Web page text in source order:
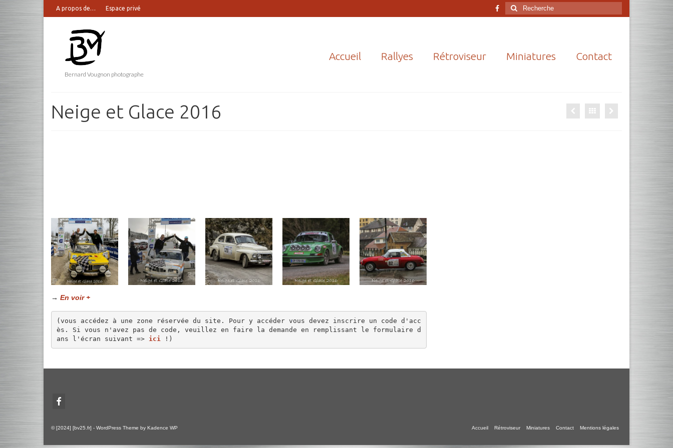
A propos de… Espace privé
Rechercher
:
Bernard Vougnon photographe
Accueil Rallyes Rétroviseur Miniatures Contact
Neige et Glace 2016
→ En voir +
(vous accédez à une zone réservée du site. Pour y accéder vous devez inscrire un code d'acc
ès. Si vous n'avez pas de code, veuillez en faire la demande en remplissant le formulaire d
ans l'écran suivant => ici !)
Accueil Rétroviseur Miniatures Contact Mentions légales
© [2024] [bv25.fr] - WordPress Theme by Kadence WP